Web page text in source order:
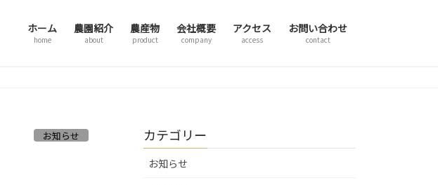
ホーム
home
農園紹介
about
農産物
product
会社概要
company
アクセス
access
お問い合わせ
contact
お知らせ カテゴリー
お知らせ